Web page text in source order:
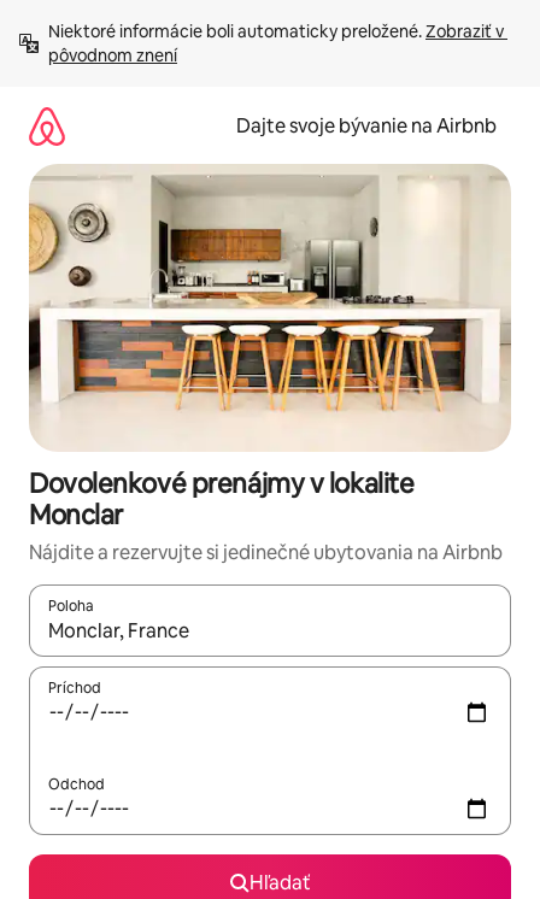
obsah.
Niektoré informácie boli automaticky preložené. Zobraziť v
pôvodnom znení
Dajte svoje bývanie na Airbnb
Dovolenkové prenájmy v lokalite
Monclar
Nájdite a rezervujte si jedinečné ubytovania na Airbnb
Poloha
Keď budú výsledky k dispozícii, môžete si ich prechádzať
Príchod
Odchod
Hľadať